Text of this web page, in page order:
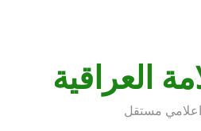
العراقية
مستقل